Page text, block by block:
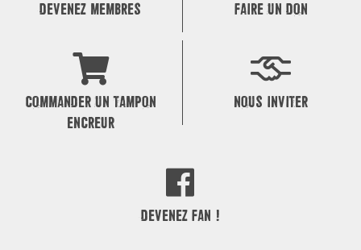
DEVENEZ MEMBRES FAIRE UN DON
COMMANDER UN TAMPON
ENCREUR
NOUS INVITER
DEVENEZ FAN !